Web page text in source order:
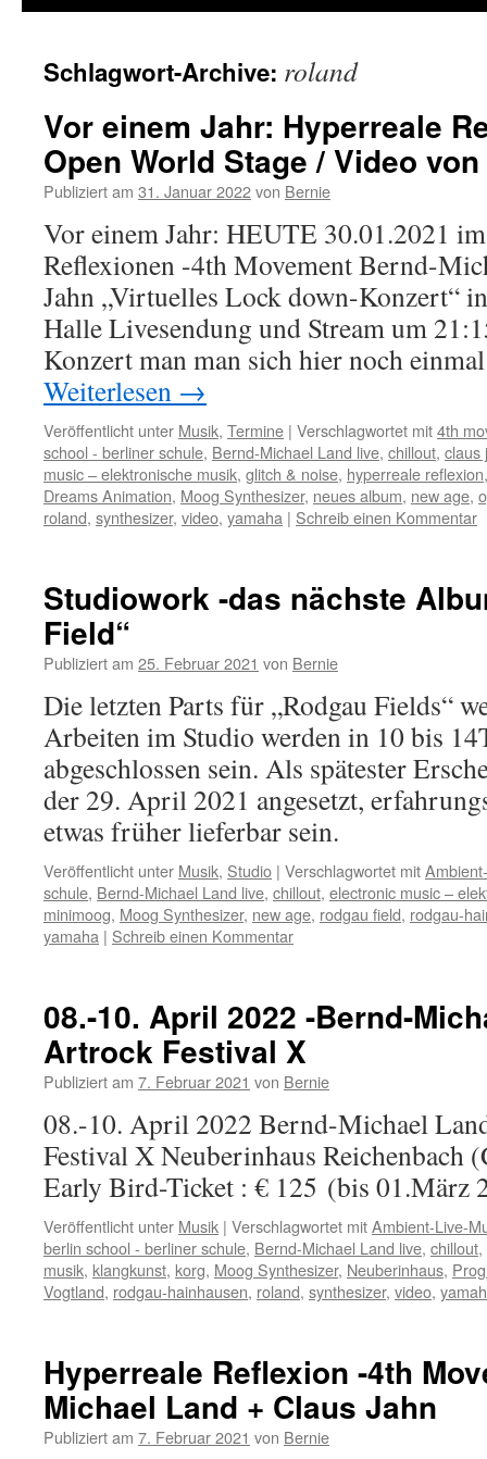
Schlagwort-Archive: roland
Vor einem Jahr: Hyperreale
Open World Stage / Video von
Publiziert am 31. Januar 2022von Bernie
Vor einem Jahr: HEUTE 30.01.2021
Reflexionen -4th Movement Bernd-
Jahn „Virtuelles Lock down-Konzert“
Halle Livesendung und Stream um
Konzert man man sich hier noch
Weiterlesen →
Veröffentlicht unter Musik, Termine | Verschlagwortet mit4th
school - berliner schule, Bernd-Michael Land live, chillout, claus
music – elektronische musik, glitch & noise, hyperreale reflexion
Dreams Animation, Moog Synthesizer, neues album, new age,
roland, synthesizer, video, yamaha | Schreib einen Kommentar
Studiowork -das nächste
Field“
Publiziert am 25. Februar 2021 von Bernie
Die letzten Parts für „Rodgau Fields“
Arbeiten im Studio werden in 10 bis
abgeschlossen sein. Als spätester
der 29. April 2021 angesetzt,
etwas früher lieferbar sein.
Veröffentlicht unter Musik, Studio | Verschlagwortet mit
schule, Bernd-Michael Land live, chillout, electronic music –
minimoog, Moog Synthesizer, new age, rodgau field, rodgau-
yamaha | Schreib einen Kommentar
08.-10. April 2022 -Bernd-
Artrock Festival X
Publiziert am 7. Februar 2021 von Bernie
08.-10. April 2022 Bernd-Michael
Festival X Neuberinhaus Reichenbach
Early Bird-Ticket : € 125 (bis 01.März
Veröffentlicht unter Musik | Verschlagwortet mitAmbient-Live-
berlin school - berliner schule, Bernd-Michael Land live, chillout,
musik, klangkunst, korg, Moog Synthesizer, Neuberinhaus,
Vogtland, rodgau-hainhausen, roland, synthesizer, video,
Hyperreale Reflexion -4th
Michael Land + Claus Jahn
Publiziert am 7. Februar 2021 von Bernie